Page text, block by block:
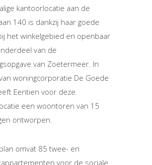
kantoorlocatie aan de
140 is dankzij haar goede
het winkelgebied en openbaar
van de
van Zoetermeer. In
woningcorporatie De Goede
Eentien voor deze
een woontoren van 15
ontworpen.
omvat 85 twee- en
voor de sociale